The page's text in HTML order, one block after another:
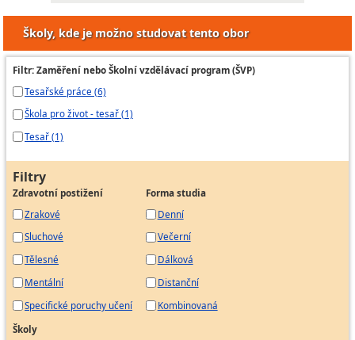
Školy, kde je možno studovat tento obor
Filtr: Zaměření nebo Školní vzdělávací program (ŠVP)
Tesařské práce (6)
Škola pro život - tesař (1)
Tesař (1)
Filtry
Zdravotní postižení
Zrakové
Sluchové
Tělesné
Mentální
Specifické poruchy učení
Forma studia
Denní
Večerní
Dálková
Distanční
Kombinovaná
Školy